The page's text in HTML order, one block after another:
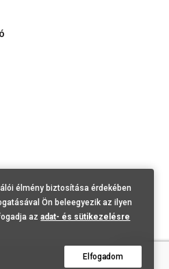
élmény biztosítása érdekében
Ön beleegyezik az ilyen
azadat- és sütikezelésre
Elfogadom